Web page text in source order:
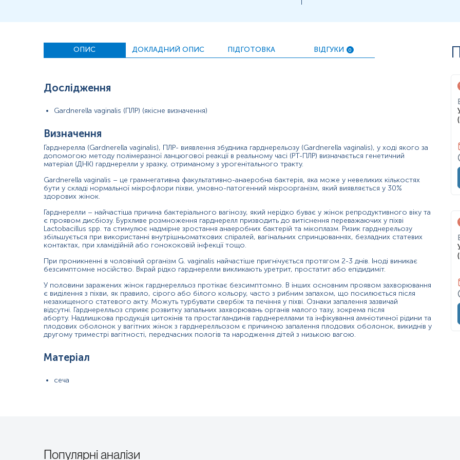
Показання до призначення
Загальна характеристика
Інтерпретація
Маркер наявності Gardnerella vaginalis
Показання до призначення
Подразнення у вульві (печіння, свербіж);
Подразнення у піхві (печіння, свербіж);
Рясні виділення з піхви;
При плануванні вагітності;
Ускладнення під час вагітності й пологів;
Після антибактеріальної терапії.
Загальна характеристика
Коли G. vaginalis була класифікована як Haemophilus vaginalis, а потім як Corynebacterium vaginalis, G. vaginalis росте у вигляді
внаслідок порушення нормальної мікрофлори піхви. Резидентна факультативно-анаеробна популяція Lactobacillus у піхві
Gardnerella vaginalis була описана в 1953 році Сіднеєм Леопольдом як нерухома, неінкапсульована, плеоморфна
припущено, що цей мікроорганізм був пов’язаний з родом Haemophilus через його морфологію та умови росту, зв’язок між цим
ОПИС ДОКЛАДНИЙ ОПИС ПІДГОТОВКА ВІДГУКИ 0
Дослідження
Gardnerella vaginalis (ПЛР) (якісне визначення)
Визначення
Гарднерелла (Gardnerella vaginalis), ПЛР- виявлення збудника гарднерельозу (Gardnerella vaginalis), у ході якого за
допомогою методу полімеразної ланцюгової реакції в реальному часі (РТ-ПЛР) визначається генетичний
матеріал (ДНК) гарднерелли у зразку, отриманому з урогенітального тракту.
Gardnerella vaginalis – це грамнегативна факультативно-анаеробна бактерія, яка може у невеликих кількостях
бути у складі нормальної мікрофлори піхви, умовно-патогенний мікроорганізм, який виявляється у 30%
здорових жінок.
Гарднерелли – найчастіша причина бактеріального вагінозу, який нерідко буває у жінок репродуктивного віку та
є проявом дисбіозу. Бурхливе розмноження гарднерелл призводить до витіснення переважаючих у піхві
Lactobacillus spp. та стимулює надмірне зростання анаеробних бактерій та мікоплазм. Ризик гарднерельозу
збільшується при використанні внутрішньоматкових спіралей, вагінальних спринцюваннях, безладних статевих
контактах, при хламідійній або гонококовій інфекції тощо.
При проникненні в чоловічий організм G. vaginalis найчастіше пригнічується протягом 2-3 днів. Іноді виникає
безсимптомне носійство. Вкрай рідко гарднерелли викликають уретрит, простатит або епідидиміт.
У половини заражених жінок гарднерелльоз протікає безсимптомно. В інших основним проявом захворювання
є виділення з піхви, як правило, сірого або білого кольору, часто з рибним запахом, що посилюється після
незахищеного статевого акту. Можуть турбувати свербіж та печіння у піхві. Ознаки запалення зазвичай
відсутні. Гарднерелльоз сприяє розвитку запальних захворювань органів малого тазу, зокрема після
аборту. Надлишкова продукція цитокінів та простагландинів гарднереллами та інфікування амніотичної рідини та
плодових оболонок у вагітних жінок з гарднерелльозом є причиною запалення плодових оболонок, викиднів у
другому триместрі вагітності, передчасних пологів та народження дітей з низькою вагою.
Матеріал
сеча
Популярні аналізи